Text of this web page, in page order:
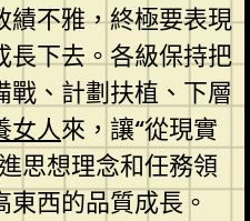
績不雅，終極要表現
長下去。各級保持把
戰、計劃扶植、下層
女人來，讓“從現實
思想理念和任務領
西的品質成長。